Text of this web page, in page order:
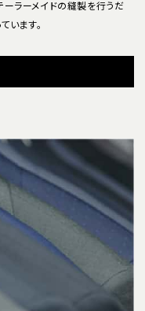
ーラーメイドの縫製を行うだ
います。